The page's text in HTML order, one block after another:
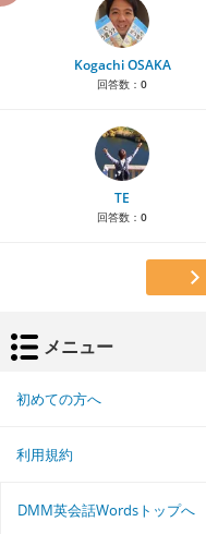
Kogachi OSAKA
回答数： 0
TE
回答数： 0
メニュー
初めての方へ
利用規約
DMM英会話Wordsトップへ